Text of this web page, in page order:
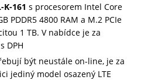
K-161 s procesorem Intel Core
PDDR5 4800 RAM a M.2 PCIe
1 TB. V nabídce je za
DPH
být neustále on-line, je za
jediný model osazený LTE